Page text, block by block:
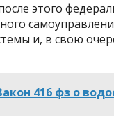
этого
и, в свою
416 фз о